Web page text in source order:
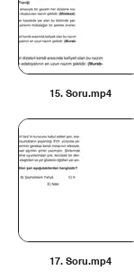
15. Soru.mp4
17. Soru.mp4